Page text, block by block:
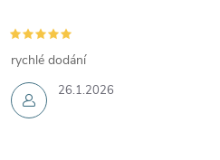
26.1.2026
rychlé dodání